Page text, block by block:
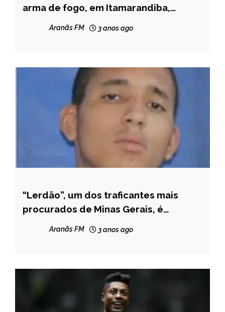
MINAS
arma de fogo, em Itamarandiba,
Aranãs FM 3 anos ago
CAPELINHA
MINAS
“Lerdão”, um dos traficantes mais
procurados de Minas Gerais, é
Aranãs FM 3 anos ago